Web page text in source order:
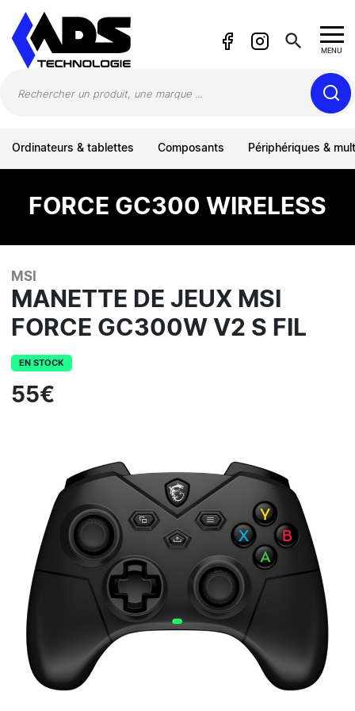
search MENU
Ordinateurs & tablettes Composants Périphériques &
FORCE GC300 WIRELESS
MSI
MANETTE DE JEUX MSI
FORCE GC300W V2 S FIL
EN STOCK
55€